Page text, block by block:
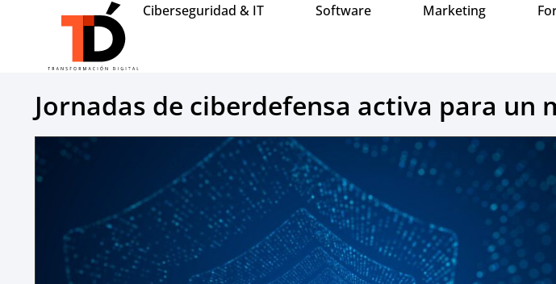
Ciberseguridad & IT Software Marketing
Jornadas de ciberdefensa activa para un